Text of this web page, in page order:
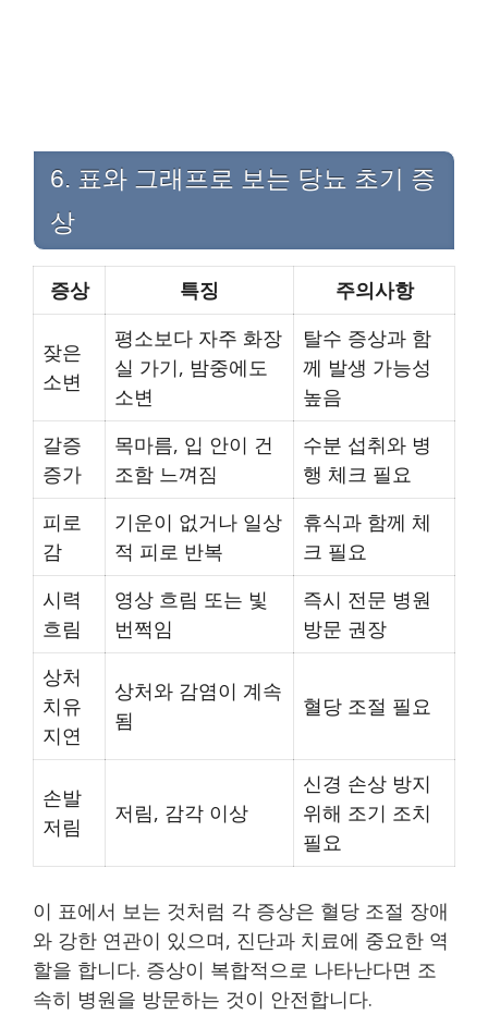
6. 표와 그래프로 보는 당뇨 초기 증
상
증상 특징 주의사항
잦은
소변
평소보다 자주 화장
실 가기, 밤중에도
소변
탈수 증상과 함
께 발생 가능성
높음
갈증
증가
목마름, 입 안이 건
조함 느껴짐
수분 섭취와 병
행 체크 필요
피로
감
기운이 없거나 일상
적 피로 반복
휴식과 함께 체
크 필요
시력
흐림
영상 흐림 또는 빛
번쩍임
즉시 전문 병원
방문 권장
상처
치유
지연
상처와 감염이 계속
됨
혈당 조절 필요
손발
저림
저림, 감각 이상
신경 손상 방지
위해 조기 조치
필요
이 표에서 보는 것처럼 각 증상은 혈당 조절 장애
와 강한 연관이 있으며, 진단과 치료에 중요한 역
할을 합니다. 증상이 복합적으로 나타난다면 조
속히 병원을 방문하는 것이 안전합니다.